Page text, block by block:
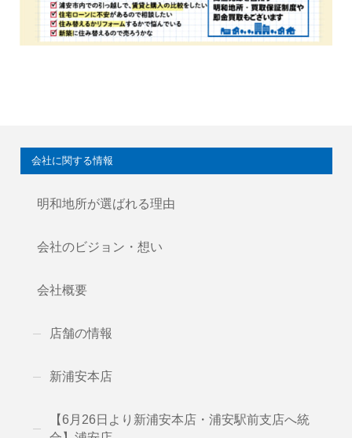
会社に関する情報
明和地所が選ばれる理由
会社のビジョン・想い
会社概要
店舗の情報
新浦安本店
【6月26日より新浦安本店・浦安駅前支店へ統